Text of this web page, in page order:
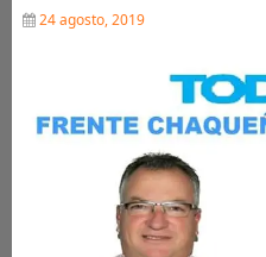
24 agosto, 2019